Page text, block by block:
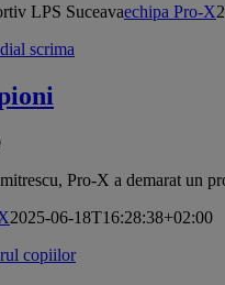
LPS Suceavaechipa Pro-X
Pro-X a demarat un
2025-06-18T16:28:38+02:00